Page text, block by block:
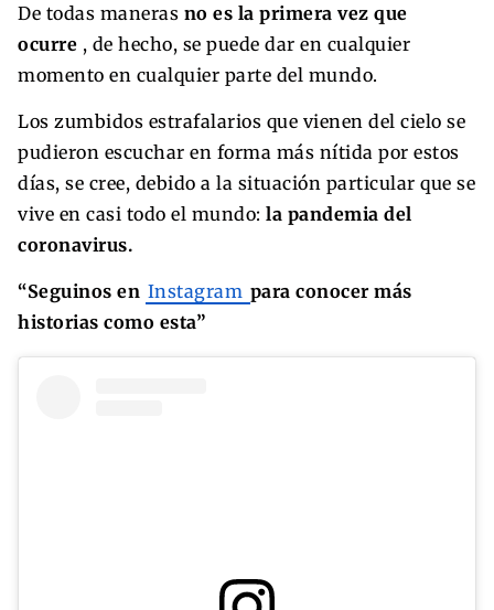
De todas maneras no es la primera vez que
ocurre , de hecho, se puede dar en cualquier
momento en cualquier parte del mundo.
Los zumbidos estrafalarios que vienen del cielo se
pudieron escuchar en forma más nítida por estos
días, se cree, debido a la situación particular que se
vive en casi todo el mundo: la pandemia del
coronavirus.
“Seguinos en Instagram para conocer más
historias como esta”